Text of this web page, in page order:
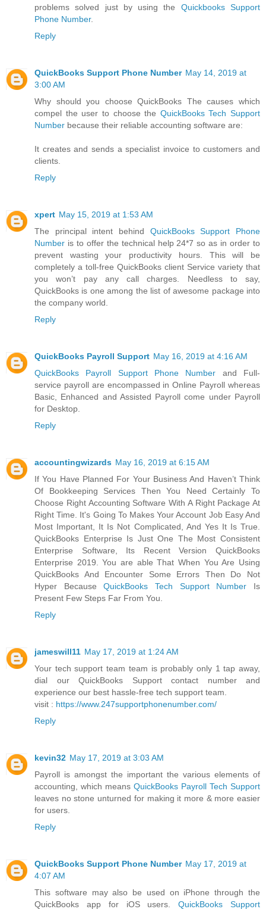
problems solved just by using the Quickbooks Support
Phone Number.
Reply
QuickBooks Support Phone Number May 14, 2019 at
3:00 AM
Why should you choose QuickBooks The causes which
compel the user to choose the QuickBooks Tech Support
Number because their reliable accounting software are:
It creates and sends a specialist invoice to customers and
clients.
Reply
xpert May 15, 2019 at 1:53 AM
The principal intent behind QuickBooks Support Phone
Number is to offer the technical help 24*7 so as in order to
prevent wasting your productivity hours. This will be
completely a toll-free QuickBooks client Service variety that
you won’t pay any call charges. Needless to say,
QuickBooks is one among the list of awesome package into
the company world.
Reply
QuickBooks Payroll Support May 16, 2019 at 4:16 AM
QuickBooks Payroll Support Phone Number and Full-
service payroll are encompassed in Online Payroll whereas
Basic, Enhanced and Assisted Payroll come under Payroll
for Desktop.
Reply
accountingwizards May 16, 2019 at 6:15 AM
If You Have Planned For Your Business And Haven’t Think
Of Bookkeeping Services Then You Need Certainly To
Choose Right Accounting Software With A Right Package At
Right Time. It's Going To Makes Your Account Job Easy And
Most Important, It Is Not Complicated, And Yes It Is True.
QuickBooks Enterprise Is Just One The Most Consistent
Enterprise Software, Its Recent Version QuickBooks
Enterprise 2019. You are able That When You Are Using
QuickBooks And Encounter Some Errors Then Do Not
Hyper BecauseQuickBooks Tech Support Number Is
Present Few Steps Far From You.
Reply
jameswill11 May 17, 2019 at 1:24 AM
Your tech support team team is probably only 1 tap away,
dial our QuickBooks Support contact number and
experience our best hassle-free tech support team.
visit : https://www.247supportphonenumber.com/
Reply
kevin32 May 17, 2019 at 3:03 AM
Payroll is amongst the important the various elements of
accounting, which means QuickBooks Payroll Tech Support
leaves no stone unturned for making it more & more easier
for users.
Reply
QuickBooks Support Phone Number May 17, 2019 at
4:07 AM
This software may also be used on iPhone through the
QuickBooks app for iOS users.QuickBooks Support